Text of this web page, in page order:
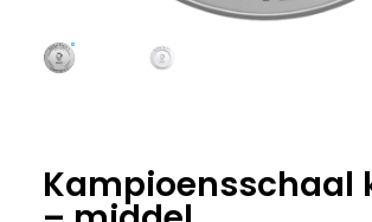
Kampioensschaal